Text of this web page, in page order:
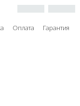
Оплата
Гарантия